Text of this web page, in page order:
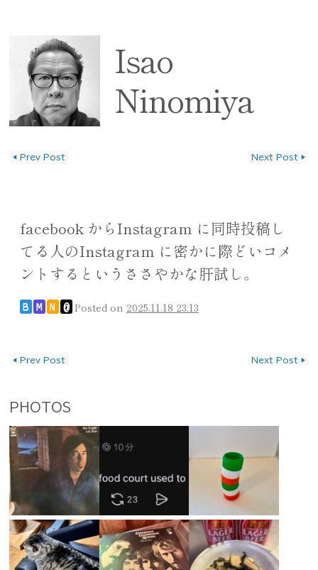
Isao
Ninomiya
◀ Prev Post Next Post ▶
facebook からInstagram に同時投稿し
てる人のInstagram に密かに際どいコメ
ントするというささやかな肝試し。
B M N @ Posted on 2025.11.18 23:13
◀ Prev Post Next Post ▶
PHOTOS